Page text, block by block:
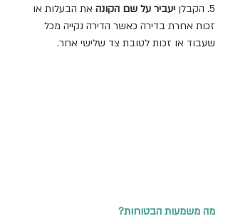
5. הקבלן
יעביר על שם הקונה את הבעלות או
זכות אחרת בדירה כאשר הדירה נקייה מכל
שעבוד או זכות לטובת צד שלישי אחר.
מה משמעות הבטוחות?